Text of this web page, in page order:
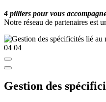
4 pilliers pour vous
Notre réseau de partenaires est
04 04
Gestion des